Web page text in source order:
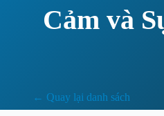
Cảm và
← Quay lại danh sách